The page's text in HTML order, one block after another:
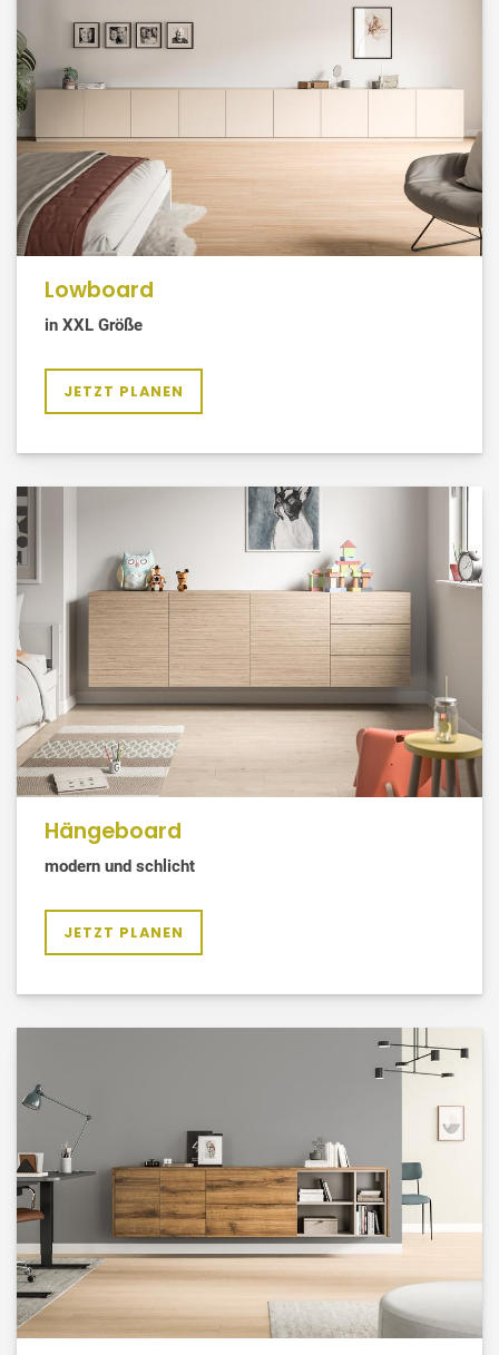
Lowboard
in XXL Größe
JETZT PLANEN
Hängeboard
modern und schlicht
JETZT PLANEN